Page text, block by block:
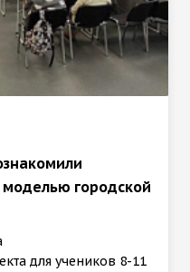
городской
для учеников 8-11